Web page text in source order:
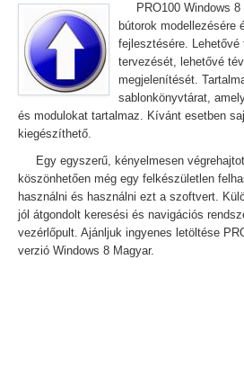
PRO100 Windows
bútorok modellezésére
fejlesztésére.
tervezését, lehetővé
megjelenítését.
sablonkönyvtárat,
és modulokat tartalmaz. Kívánt esetben
kiegészíthető.
Egy egyszerű, kényelmesen
köszönhetően még egy felkészületlen
használni és használni ezt a szoftvert.
jól átgondolt keresési és navigációs
vezérlőpult. Ajánljuk ingyenes letöltése
verzió Windows 8 Magyar.